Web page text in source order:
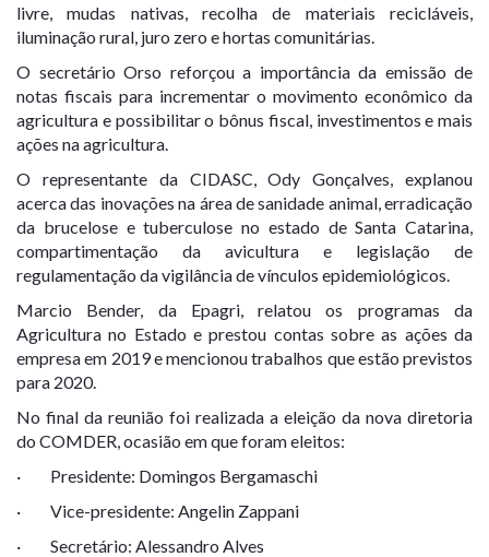
livre, mudas nativas, recolha de materiais recicláveis,
iluminação rural, juro zero e hortas comunitárias.
O secretário Orso reforçou a importância da emissão de
notas fiscais para incrementar o movimento econômico da
agricultura e possibilitar o bônus fiscal, investimentos e mais
ações na agricultura.
O representante da CIDASC, Ody Gonçalves, explanou
acerca das inovações na área de sanidade animal, erradicação
da brucelose e tuberculose no estado de Santa Catarina,
compartimentação da avicultura e legislação de
regulamentação da vigilância de vínculos epidemiológicos.
Marcio Bender, da Epagri, relatou os programas da
Agricultura no Estado e prestou contas sobre as ações da
empresa em 2019 e mencionou trabalhos que estão previstos
para 2020.
No final da reunião foi realizada a eleição da nova diretoria
do COMDER, ocasião em que foram eleitos:
· Presidente: Domingos Bergamaschi
· Vice-presidente: Angelin Zappani
· Secretário: Alessandro Alves